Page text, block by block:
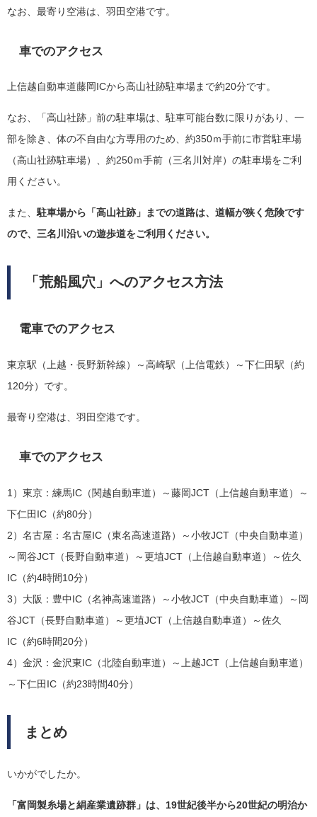
なお、最寄り空港は、羽田空港です。
車でのアクセス
上信越自動車道藤岡ICから高山社跡駐車場まで約20分です。
なお、「高山社跡」前の駐車場は、駐車可能台数に限りがあり、一
部を除き、体の不自由な方専用のため、約350ｍ手前に市営駐車場
（高山社跡駐車場）、約250ｍ手前（三名川対岸）の駐車場をご利
用ください。
また、 駐車場から「高山社跡」までの道路は、道幅が狭く危険です
ので、三名川沿いの遊歩道をご利用ください。
「荒船風穴」へのアクセス方法
電車でのアクセス
東京駅（上越・長野新幹線）～高崎駅（上信電鉄）～下仁田駅（約
120分）です。
最寄り空港は、羽田空港です。
車でのアクセス
1）東京：練馬IC（関越自動車道）～藤岡JCT（上信越自動車道）～
下仁田IC（約80分）
2）名古屋：名古屋IC（東名高速道路）～小牧JCT（中央自動車道）
～岡谷JCT（長野自動車道）～更埴JCT（上信越自動車道）～佐久
IC（約4時間10分）
3）大阪：豊中IC（名神高速道路）～小牧JCT（中央自動車道）～岡
谷JCT（長野自動車道）～更埴JCT（上信越自動車道）～佐久
IC（約6時間20分）
4）金沢：金沢東IC（北陸自動車道）～上越JCT（上信越自動車道）
～下仁田IC（約23時間40分）
まとめ
いかがでしたか。
「富岡製糸場と絹産業遺跡群」は、19世紀後半から20世紀の明治か